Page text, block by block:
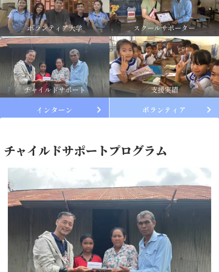
ボランティア大学 スクールサポーター
チャイルドサポート
支援実績
インターン
ボランティア
チャイルドサポートプログラム